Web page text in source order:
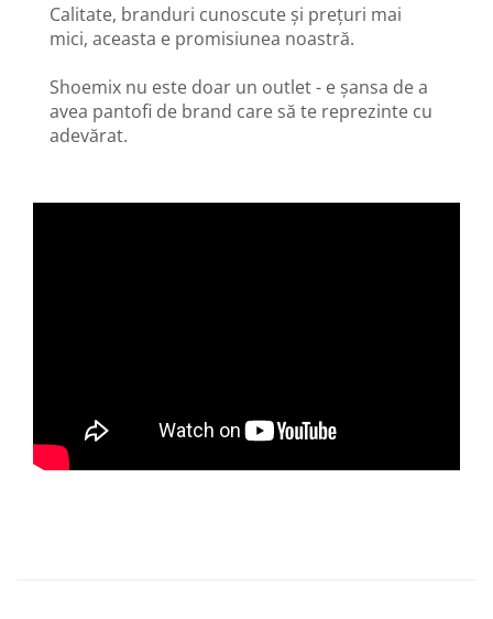
Calitate, branduri cunoscute și prețuri mai
mici, aceasta e promisiunea noastră.
Shoemix nu este doar un outlet - e șansa de a
avea pantofi de brand care să te reprezinte cu
adevărat.